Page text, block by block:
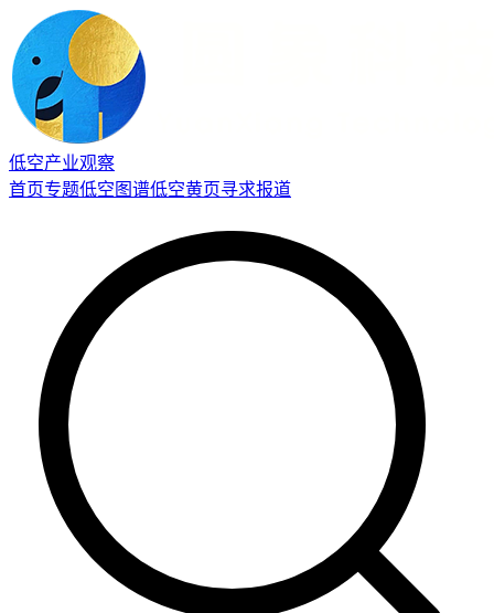
低空产业观察
首页专题低空图谱低空黄页寻求报道